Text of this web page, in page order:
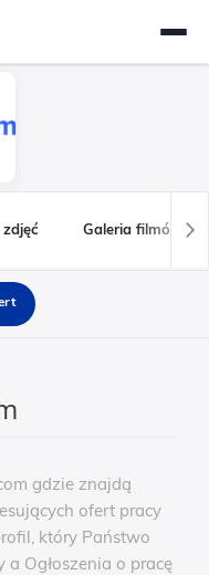
Galeria filmów
gdzie znajdą
ofert pracy
który Państwo
Ogłoszenia o pracę